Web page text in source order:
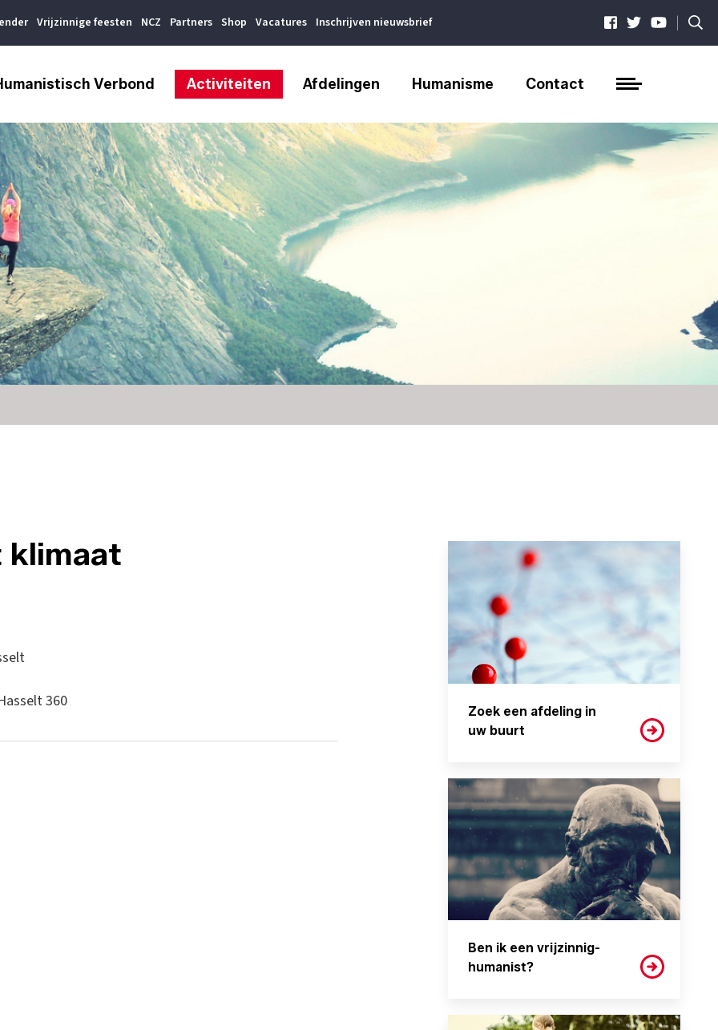
Vrijzinnige feesten NCZ Partners Shop Vacatures Inschrijven nieuwsbrief |
Verbond Activiteiten Afdelingen Humanisme Contact
klimaat
360
Zoek een afdeling in
uw buurt
Ben ik een vrijzinnig-
humanist?